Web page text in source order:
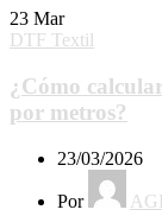
23 Mar
DTF Textil
¿Cómo
por metros?
23/03/2026
Por